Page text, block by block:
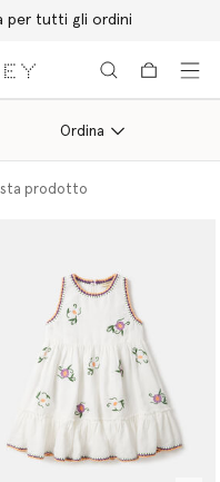
per tutti gli ordini
Ordina
prodotto